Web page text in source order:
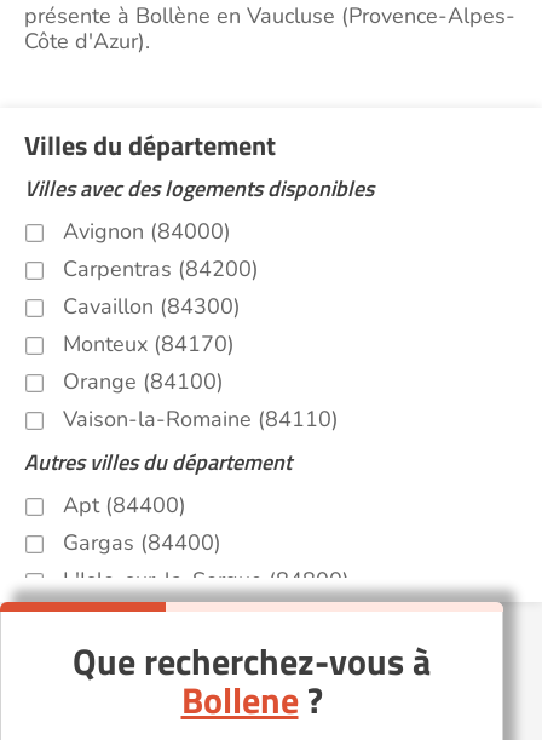
présente à Bollène en Vaucluse (Provence-Alpes-
Côte d'Azur).
Villes du département
Villes avec des logements disponibles
Avignon (84000)
Carpentras (84200)
Cavaillon (84300)
Monteux (84170)
Orange (84100)
Vaison-la-Romaine (84110)
Autres villes du département
Apt (84400)
Gargas (84400)
L'Isle-sur-la-Sorgue (84800)
Le Pontet (84130)
Pernes-les-Fontaines (84210)
Pertuis (84120)
Que recherchez-vous à
Bollene?